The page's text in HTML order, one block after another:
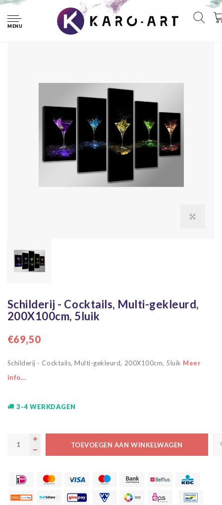
MENU
Schilderij - Cocktails, Multi-gekleurd, 200X100cm, 5luik
Schilderij - Cocktails, Multi-gekleurd,
200X100cm, 5luik
€69,50
Schilderij - Cocktails, Multi-gekleurd, 200X100cm, 5luik Meer
info...
3-4 WERKDAGEN
TOEVOEGEN AAN WINKELWAGEN